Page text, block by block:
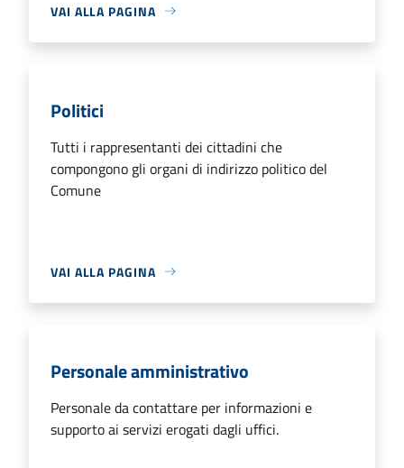
VAI ALLA PAGINA
Politici
Tutti i rappresentanti dei cittadini che
compongono gli organi di indirizzo politico del
Comune
VAI ALLA PAGINA
Personale amministrativo
Personale da contattare per informazioni e
supporto ai servizi erogati dagli uffici.